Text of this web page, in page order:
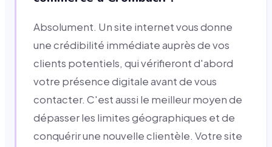
Absolument. Un site internet vous donne
une crédibilité immédiate auprès de vos
clients potentiels, qui vérifieront d'abord
votre présence digitale avant de vous
contacter. C'est aussi le meilleur moyen de
dépasser les limites géographiques et de
conquérir une nouvelle clientèle. Votre site